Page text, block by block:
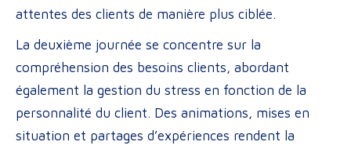
attentes des clients de manière plus ciblée.
La deuxième journée se concentre sur la
compréhension des besoins clients, abordant
également la gestion du stress en fonction de la
personnalité du client. Des animations, mises en
situation et partages d’expériences rendent la